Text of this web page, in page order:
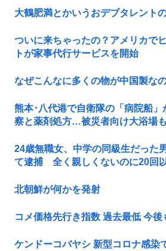
大鶴肥満とかいうおデブタレント
ついに来ちゃったの？アメリカで
トが家事代行サービスを開始
なぜこんなに多くの物が中国製な
熊本･八代港で自衛隊の「病院船
察と薬剤処方…被災者向け大浴場も
24歳無職女、中学の同級生だった
て逮捕 全く親しくないのに20回
北朝鮮が何かを発射
コメ価格先行き指数 過去最低 今後
ケンドーコバヤシ 新型コロナ感染